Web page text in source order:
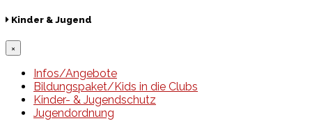
Kinder & Jugend
×
Infos/Angebote
Bildungspaket/Kids in die Clubs
Kinder- & Jugendschutz
Jugendordnung